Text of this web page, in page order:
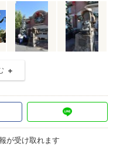
が受け取れます